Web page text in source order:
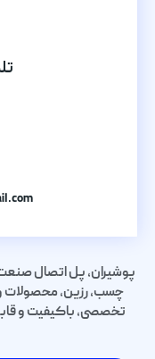
پوشیران، پل اتصال
چسب، رزین، محصولات
تخصصی، باکیفیت و